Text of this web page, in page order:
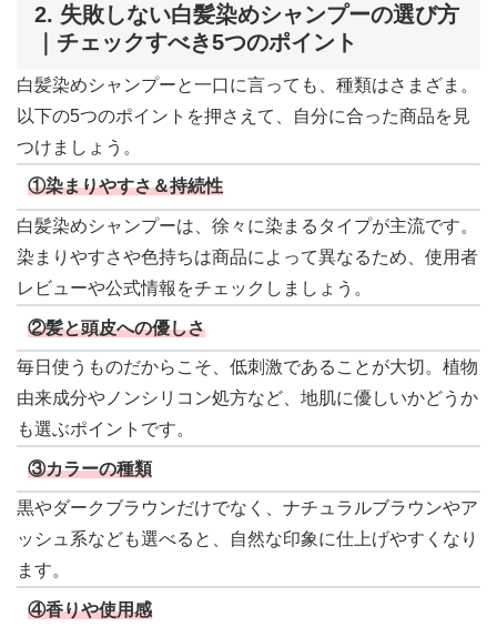
2. 失敗しない白髪染めシャンプーの選び方
｜チェックすべき5つのポイント
白髪染めシャンプーと一口に言っても、種類はさまざま。
以下の5つのポイントを押さえて、自分に合った商品を見
つけましょう。
①染まりやすさ＆持続性
白髪染めシャンプーは、徐々に染まるタイプが主流です。
染まりやすさや色持ちは商品によって異なるため、使用者
レビューや公式情報をチェックしましょう。
②髪と頭皮への優しさ
毎日使うものだからこそ、低刺激であることが大切。植物
由来成分やノンシリコン処方など、地肌に優しいかどうか
も選ぶポイントです。
③カラーの種類
黒やダークブラウンだけでなく、ナチュラルブラウンやア
ッシュ系なども選べると、自然な印象に仕上げやすくなり
ます。
④香りや使用感